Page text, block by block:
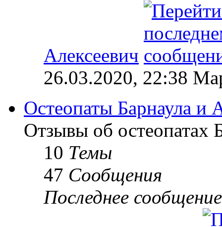
Алексеевич
26.03.2020, 22:38
Остеопаты Барнаула и
Отзывы об остеопатах
10 Темы
47 Сообщения
Последнее сообщение